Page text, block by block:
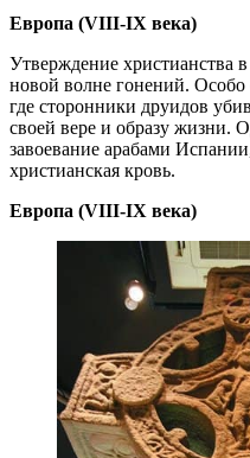
Европа (VIII-IX века)
Утверждение христианства
новой волне гонений.
где сторонники друидов
своей вере и образу жизни.
завоевание арабами
христианская кровь.
Европа (VIII-IX века)